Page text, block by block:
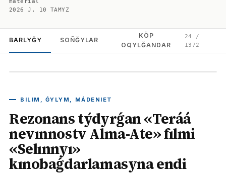
2026 J. 10 TAMYZ
BARLYĞY SOÑĞYLAR
KÖP
OQYLĞANDAR
24
/
1372
BILIM, ǴYLYM, MÁDENIET
Rezonans týdyrǵan «Teráá
nevınnostv Alma-Ate» fılmi
«Selınnyı»
kınobaǵdarlamasyna endi